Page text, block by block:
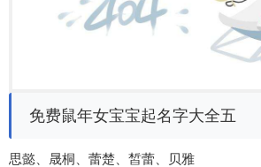
免费鼠年女宝宝起名字大全五
思懿、晟桐、蕾楚、皙蕾、贝雅